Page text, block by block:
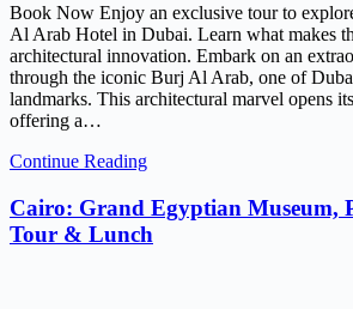
Book Now Enjoy an exclusive tour to
Al Arab Hotel in Dubai. Learn what makes
architectural innovation. Embark on an
through the iconic Burj Al Arab, one of
landmarks. This architectural marvel opens
offering a…
Continue Reading
Cairo: Grand Egyptian Museum,
Tour & Lunch